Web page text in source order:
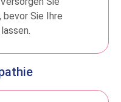
bevor Sie Ihre